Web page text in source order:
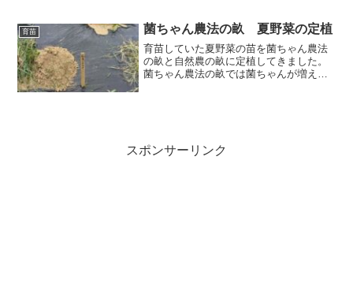
育苗 菌ちゃん農法の畝 夏野菜の定植
育苗していた夏野菜の苗を菌ちゃん農法
の畝と自然農の畝に定植してきました。
菌ちゃん農法の畝では菌ちゃんが増えて
スポンサーリンク